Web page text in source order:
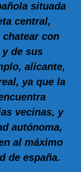
situada
central,
con
de sus
alicante,
ya que la
vecinas, y
autónoma,
al máximo
de españa.